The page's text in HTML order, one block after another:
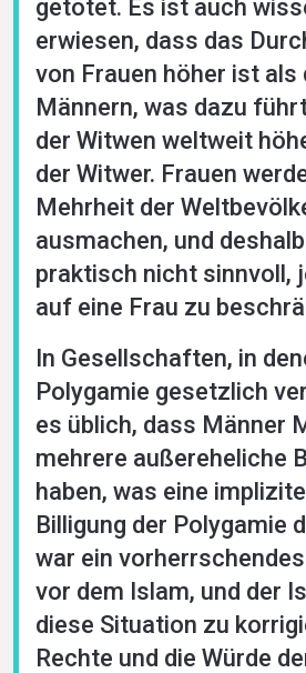
getötet. Es ist auch
erwiesen, dass das
von Frauen höher ist als
Männern, was dazu
der Witwen weltweit
der Witwer. Frauen
Mehrheit der
ausmachen, und
praktisch nicht sinnvoll,
auf eine Frau zu
In Gesellschaften, in
Polygamie gesetzlich
es üblich, dass Männer
mehrere außereheliche
haben, was eine
Billigung der Polygamie
war ein
vor dem Islam, und der
diese Situation zu
Rechte und die Würde